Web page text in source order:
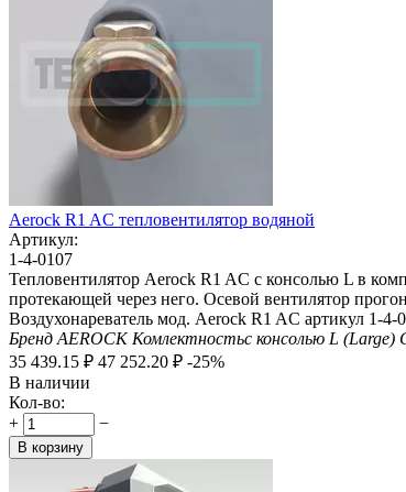
Aerock R1 AC тепловентилятор водяной
Артикул:
1-4-0107
Тепловентилятор Aerock R1 AC с консолью L в
протекающей через него. Осевой вентилятор
Воздухонареватель мод. Aerock R1 AC артикул 1-
Бренд AEROCK Комлектностьс консолью L (Large)
35 439.15 ₽ 47 252.20 ₽ -25%
В наличии
Кол-во:
+
−
В корзину